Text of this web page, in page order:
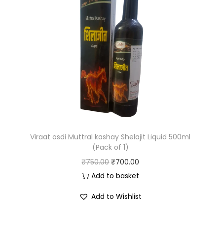
Viraat osdi Muttral kashay Shelajit Liquid 500ml
(Pack of 1)
₹750.00 ₹700.00
Add to basket
Add to Wishlist